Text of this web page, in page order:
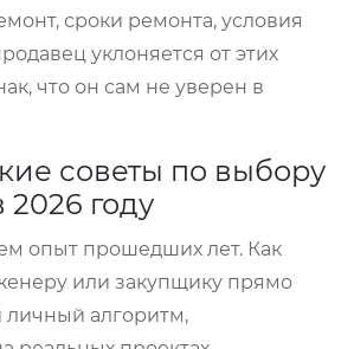
сроки ремонта, условия
уклоняется от этих
что он сам не уверен в
советы по выбору
2026 году
опыт прошедших лет. Как
или закупщику прямо
личный алгоритм,